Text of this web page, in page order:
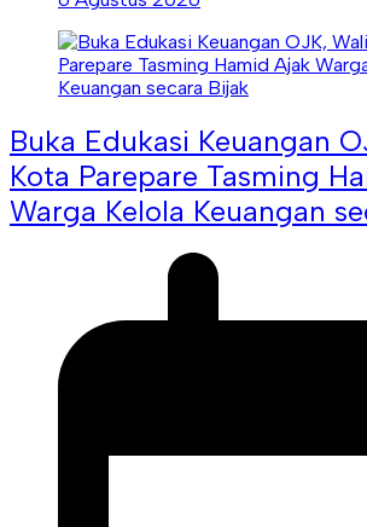
Buka Edukasi Keuangan
Kota Parepare Tasming
Warga Kelola Keuangan